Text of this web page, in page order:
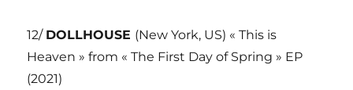
12/ DOLLHOUSE (New York, US) « This is
Heaven » from « The First Day of Spring » EP
(2021)